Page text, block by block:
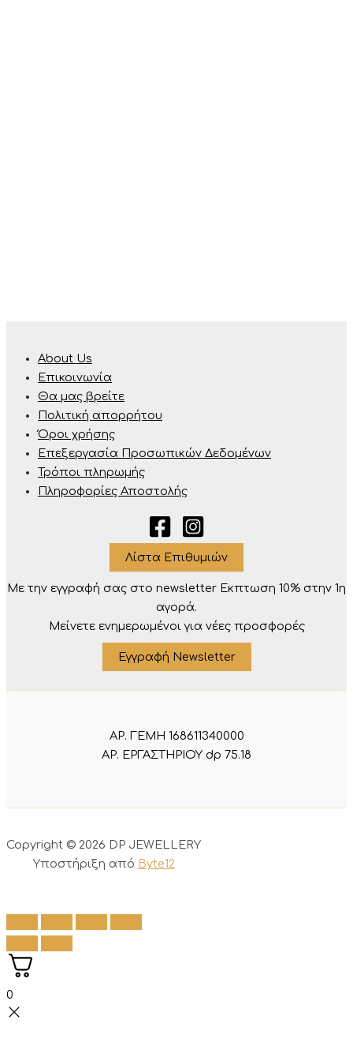
About Us
Επικοινωνία
Θα μας βρείτε
Πολιτική απορρήτου
Όροι χρήσης
Επεξεργασία Προσωπικών Δεδομένων
Τρόποι πληρωμής
Πληροφορίες Αποστολής
Λίστα Επιθυμιών
Με την εγγραφή σας στο newsletter Eκπτωση 10% στην 1η
αγορά.
Μείνετε ενημερωμένοι για νέες προσφορές
Εγγραφή Newsletter
ΑΡ. ΓΕΜΗ 168611340000
ΑΡ. ΕΡΓΑΣΤΗΡΙΟΥ dp 75.18
Copyright © 2026 DP JEWELLERY
Υποστήριξη από Byte12
0